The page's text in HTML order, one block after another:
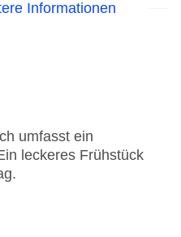
10
Informationen
umfasst ein
leckeres Frühstück